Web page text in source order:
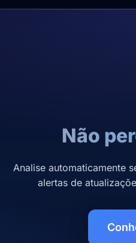
Não
Analise automaticamente
alertas de